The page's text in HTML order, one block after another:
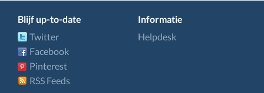
Blijf up-to-date
Twitter
Facebook
Pinterest
RSS Feeds
Informatie
Helpdesk